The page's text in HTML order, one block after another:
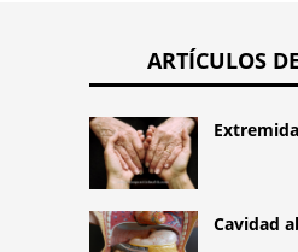
ARTÍCULOS
Cavidad